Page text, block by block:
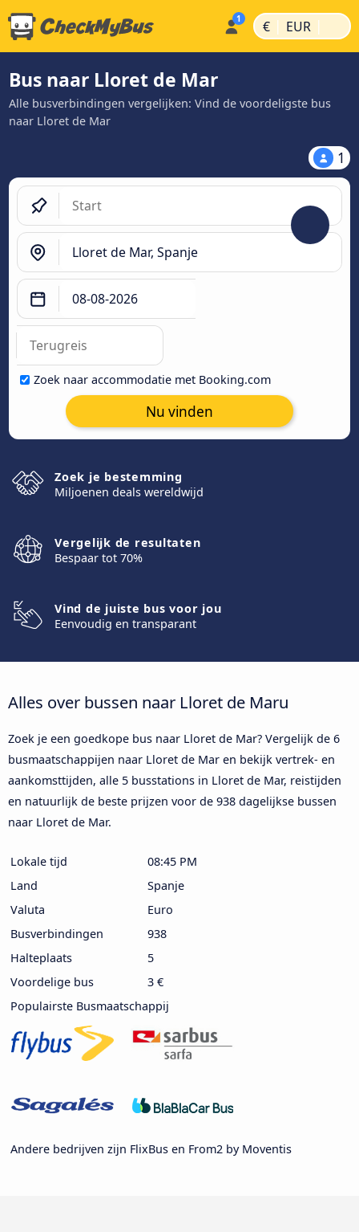
€ | EUR |
Bus naar Lloret de Mar
Alle busverbindingen vergelijken: Vind de voordeligste bus
naar Lloret de Mar
1
Zoek naar accommodatie met Booking.com
Nu vinden
Zoek je bestemming
Miljoenen deals wereldwijd
Vergelijk de resultaten
Bespaar tot 70%
Vind de juiste bus voor jou
Eenvoudig en transparant
Alles over bussen naar Lloret de Maru
Zoek je een goedkope bus naar Lloret de Mar? Vergelijk de 6
busmaatschappijen naar Lloret de Mar en bekijk vertrek- en
aankomsttijden, alle 5 busstations in Lloret de Mar, reistijden
en natuurlijk de beste prijzen voor de 938 dagelijkse bussen
naar Lloret de Mar.
Lokale tijd
08:45 PM
Land
Spanje
Valuta
Euro
Busverbindingen
938
Halteplaats
5
Voordelige bus
3 €
Populairste Busmaatschappij
Andere bedrijven zijn FlixBus en From2 by Moventis